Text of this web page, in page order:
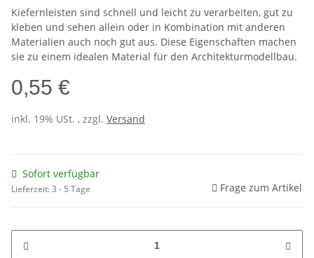
Kiefernleisten sind schnell und leicht zu verarbeiten, gut zu
kleben und sehen allein oder in Kombination mit anderen
Materialien auch noch gut aus. Diese Eigenschaften machen
sie zu einem idealen Material für den Architekturmodellbau.
0,55 €
inkl. 19% USt. , zzgl. Versand
Sofort verfügbar
Lieferzeit:3 - 5 Tage Frage zum Artikel